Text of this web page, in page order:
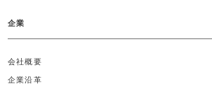
企業
会社概要
企業沿革